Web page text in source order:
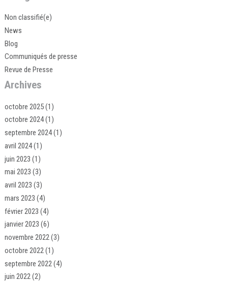
Non classifié(e)
News
Blog
Communiqués de presse
Revue de Presse
Archives
octobre 2025(1)
octobre 2024(1)
septembre 2024(1)
avril 2024(1)
juin 2023 (1)
mai 2023 (3)
avril 2023 (3)
mars 2023 (4)
février 2023 (4)
janvier 2023 (6)
novembre 2022(3)
octobre 2022(1)
septembre 2022 (4)
juin 2022(2)